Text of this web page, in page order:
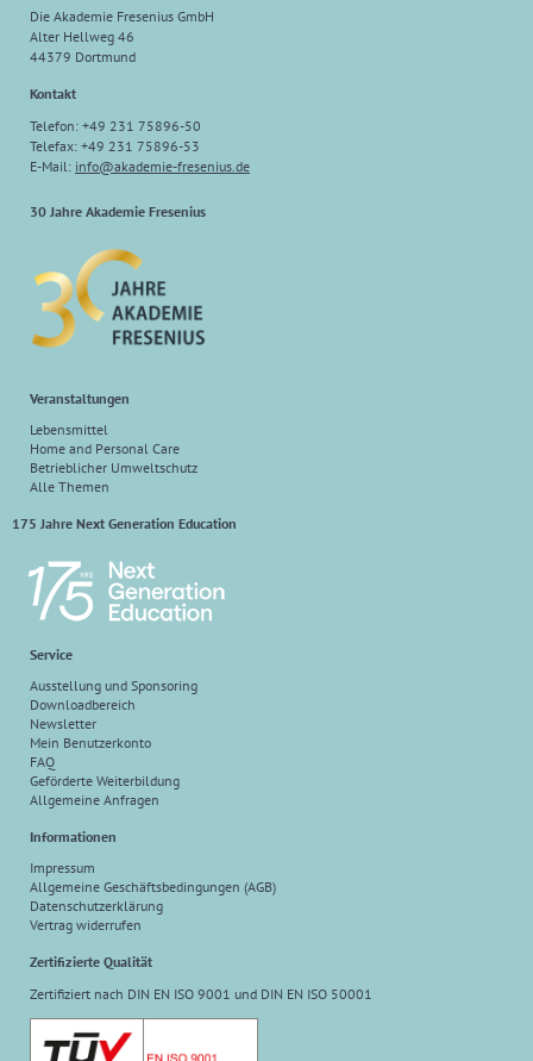
Die Akademie Fresenius GmbH
Alter Hellweg 46
44379 Dortmund
Kontakt
Telefon: +49 231 75896-50
Telefax: +49 231 75896-53
E-Mail: info@akademie-fresenius.de
30 Jahre Akademie Fresenius
Veranstaltungen
Lebensmittel
Home and Personal Care
Betrieblicher Umweltschutz
Alle Themen
175 Jahre Next Generation Education
Service
Ausstellung und Sponsoring
Downloadbereich
Newsletter
Mein Benutzerkonto
FAQ
Geförderte Weiterbildung
Allgemeine Anfragen
Informationen
Impressum
Allgemeine Geschäftsbedingungen (AGB)
Datenschutzerklärung
Vertrag widerrufen
Zertifizierte Qualität
Zertifiziert nach DIN EN ISO 9001 und DIN EN ISO 50001